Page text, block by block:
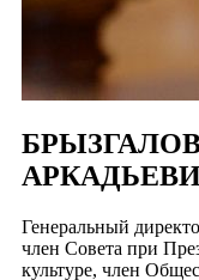
Генеральный
член Совета при
культуре, член